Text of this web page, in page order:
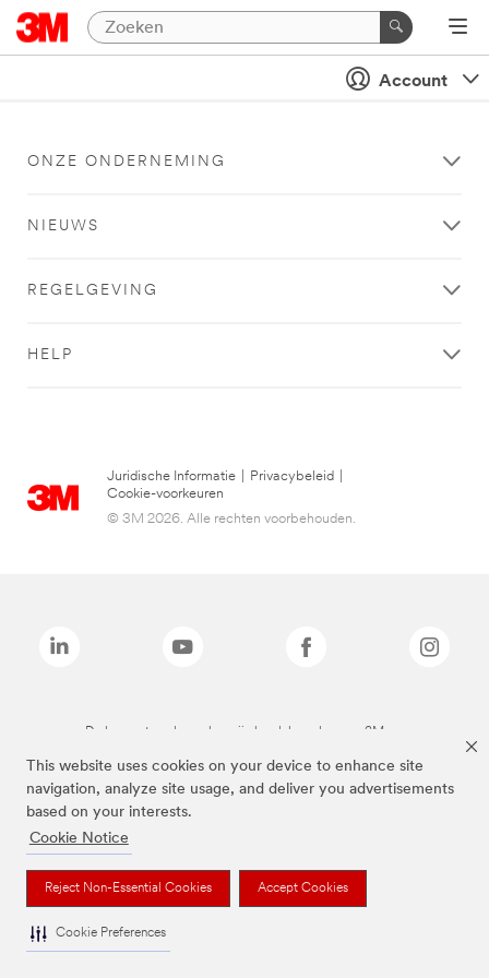
This website uses cookies on your device to enhance site
navigation, analyze site usage, and deliver you advertisements
based on your interests.
Cookie Notice
Reject Non-Essential Cookies Accept Cookies
Cookie Preferences
Account
ONZE ONDERNEMING
NIEUWS
REGELGEVING
HELP
Juridische Informatie Privacybeleid
Cookie-voorkeuren
© 3M 2026. Alle rechten voorbehouden.
De bovenstaande merken zijn handelsmerken van 3M.we